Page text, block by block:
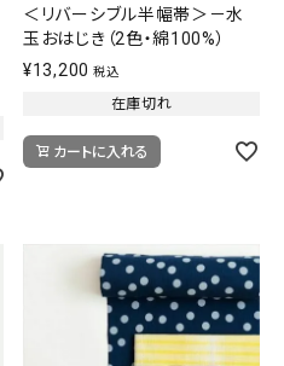
＜リバーシブル半幅帯＞－水
玉おはじき（2色・綿100%）
¥13,200 税込
在庫切れ
カートに入れる